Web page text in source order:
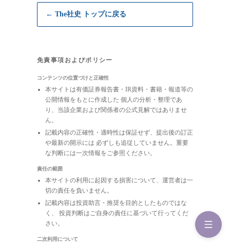
← The社史 トップに戻る
免責事項およびポリシー
コンテンツの位置づけと正確性
本サイトは有価証券報告書・IR資料・書籍・報道等の
公開情報をもとに作成した 個人の分析・整理であ
り、当該企業および関係者の公式見解ではありませ
ん。
記載内容の正確性・適時性は保証せず、提出後の訂正
や最新の開示には 必ずしも追従していません。重要
な判断には一次情報をご参照ください。
責任の範囲
本サイトの利用に起因する損害について、運営者は一
切の責任を負いません。
記載内容は投資助言・推奨を目的としたものではな
く、 投資判断はご自身の責任に基づいて行ってくだ
さい。
二次利用について